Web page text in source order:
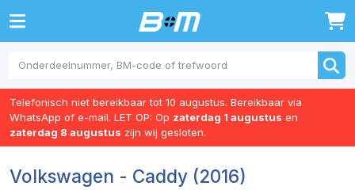
0
Telefonisch niet bereikbaar tot 10 augustus. Bereikbaar via
WhatsApp of e-mail. LET OP: Op zaterdag 1 augustus en
zaterdag 8 augustus zijn wij gesloten.
Volkswagen - Caddy (2016)